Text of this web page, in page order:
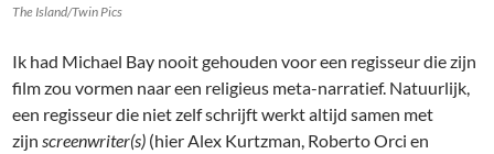
The Island/Twin Pics
Ik had Michael Bay nooit gehouden voor een regisseur die zijn
film zou vormen naar een religieus meta-narratief. Natuurlijk,
een regisseur die niet zelf schrijft werkt altijd samen met
zijn screenwriter(s) (hier Alex Kurtzman, Roberto Orci en